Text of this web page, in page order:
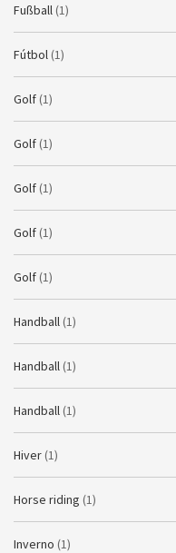
Fußball (1)
Fútbol (1)
Golf (1)
Golf (1)
Golf (1)
Golf (1)
Golf (1)
Handball (1)
Handball (1)
Handball (1)
Hiver (1)
Horse riding (1)
Inverno (1)